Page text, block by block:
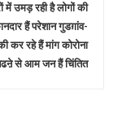
में उमड़ रही है लोगों की
हैं परेशान गुडग़ांव-
कर रहे हैं मांग कोरोना
से आम जन हैं चिंतित